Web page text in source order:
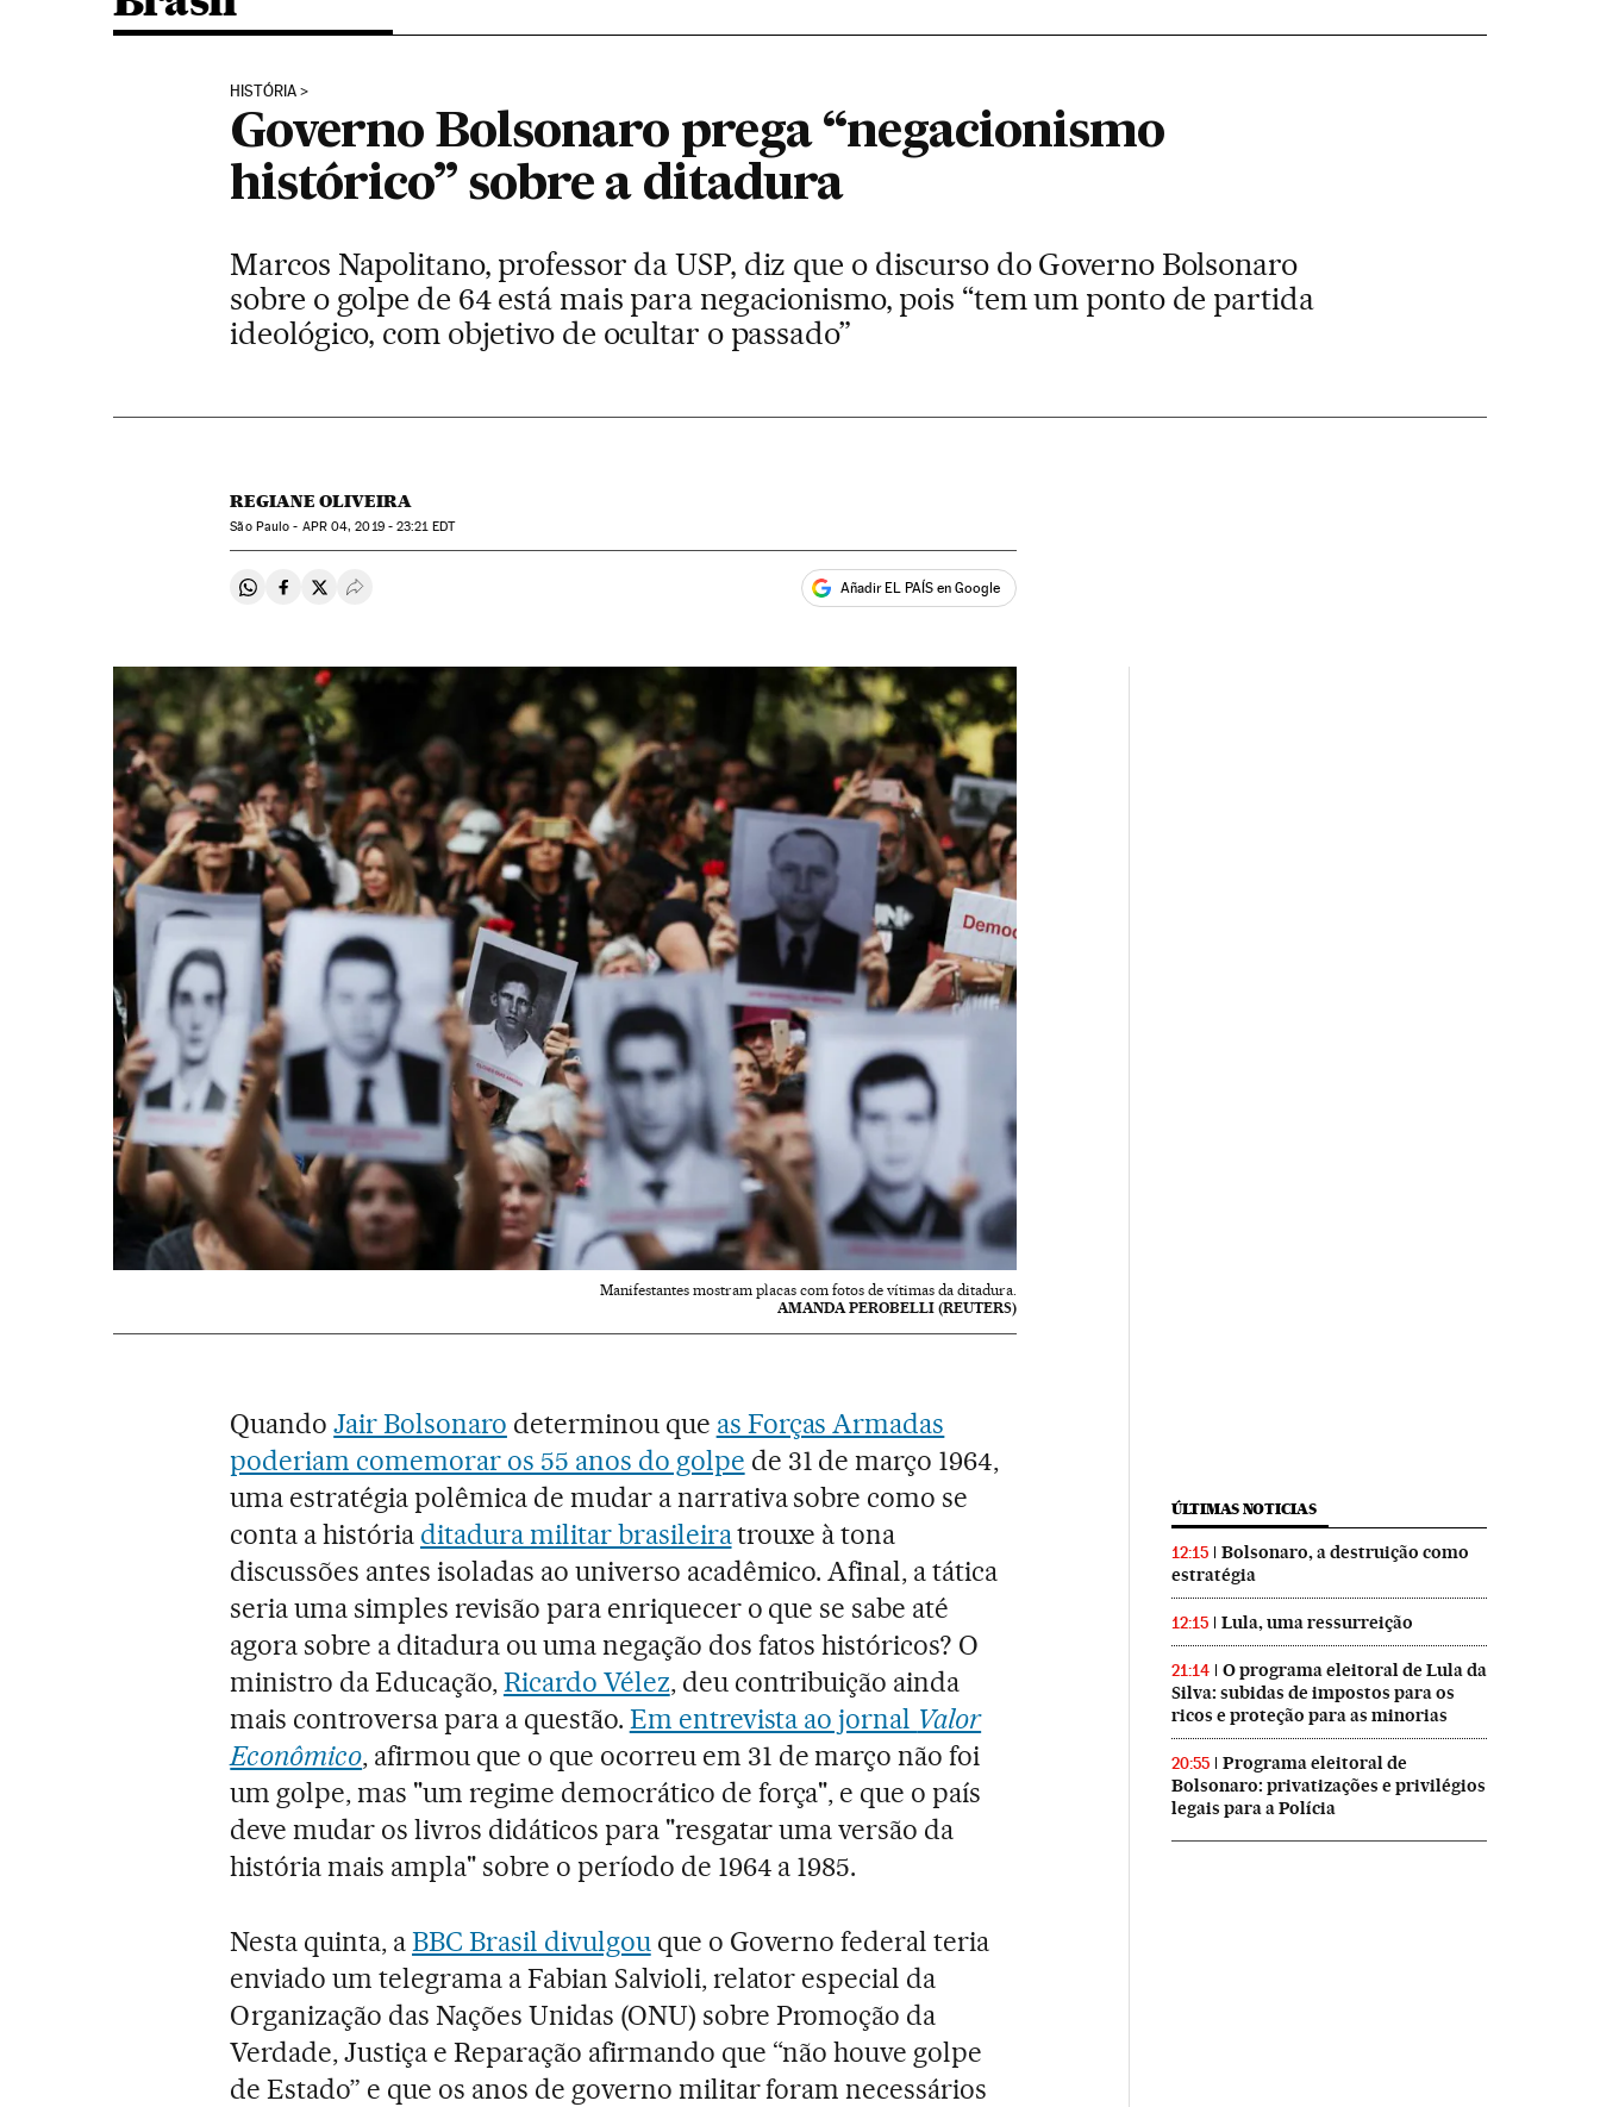
HISTÓRIA
Governo Bolsonaro prega “negacionismo
histórico” sobre a ditadura
Marcos Napolitano, professor da USP, diz que o discurso do Governo Bolsonaro
sobre o golpe de 64 está mais para negacionismo, pois “tem um ponto de partida
ideológico, com objetivo de ocultar o passado”
REGIANE OLIVEIRA
São Paulo - APR04, 2019 - 23:21EDT
Compartir en Whatsapp
Compartir en Facebook
Compartir en Twitter
Desplegar Redes Sociales Añadir EL PAÍS en Google
Manifestantes mostram placas com fotos de vítimas da ditadura.
AMANDA PEROBELLI (REUTERS)
QuandoJair Bolsonaro determinou que as Forças Armadas
poderiam comemorar os 55 anos do golpe de 31 de março 1964,
uma estratégia polêmica de mudar a narrativa sobre como se
conta a história ditadura militar brasileiratrouxe à tona
discussões antes isoladas ao universo acadêmico. Afinal, a tática
seria uma simples revisão para enriquecer o que se sabe até
agora sobre a ditadura ou uma negação dos fatos históricos? O
ministro da Educação,Ricardo Vélez, deu contribuição ainda
mais controversa para a questão. Em entrevista ao jornal Valor
Econômico, afirmou que o que ocorreu em 31 de março não foi
um golpe, mas "um regime democrático de força", e que o país
deve mudar os livros didáticos para "resgatar uma versão da
história mais ampla" sobre o período de 1964 a 1985.
Nesta quinta, aBBC Brasil divulgouque o Governo federal teria
enviado um telegrama a Fabian Salvioli, relator especial da
Organização das Nações Unidas (ONU) sobre Promoção da
Verdade, Justiça e Reparação afirmando que “não houve golpe
de Estado” e que os anos de governo militar foram necessários
ÚLTIMAS NOTICIAS
12:15
Bolsonaro, a destruição como
estratégia
12:15 Lula, uma ressurreição
21:14
O programa eleitoral de Lula da
Silva: subidas de impostos para os
ricos e proteção para as minorias
20:55
Programa eleitoral de
Bolsonaro: privatizações e privilégios
legais para a Polícia